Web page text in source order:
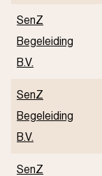
SenZ
Begeleiding
B.V.
SenZ
Begeleiding
B.V.
SenZ